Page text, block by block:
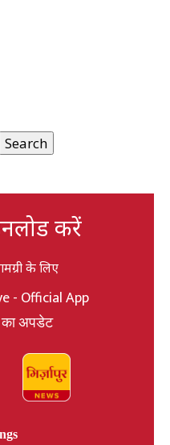
Search
करें
के लिए
- Official App
अपडेट